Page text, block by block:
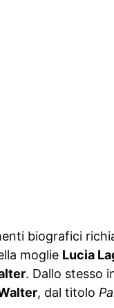
biografici
moglie Lucia
. Dallo stesso
, dal titolo